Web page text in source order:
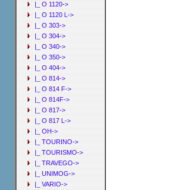
|_ O 1120->
|_ O 1120 L->
|_ O 303->
|_ O 304->
|_ O 340->
|_ O 350->
|_ O 404->
|_ O 814->
|_ O 814 F->
|_ O 814F->
|_ O 817->
|_ O 817 L->
|_ OH->
|_ TOURINO->
|_ TOURISMO->
|_ TRAVEGO->
|_ UNIMOG->
|_ VARIO->